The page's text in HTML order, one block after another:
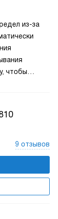
и т. д.,
Bone
в кухне,
из-за
чтобы
9 отзывов